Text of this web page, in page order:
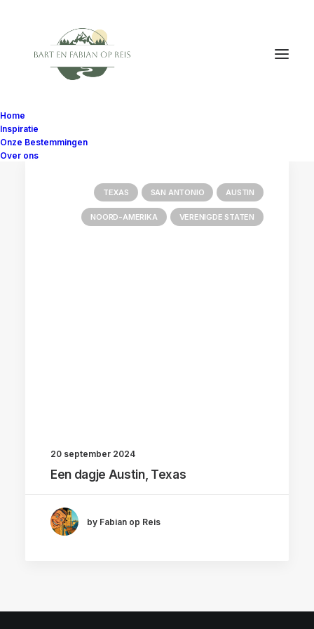
Home
Inspiratie
Onze Bestemmingen
Over ons
TEXAS SAN ANTONIO AUSTIN
NOORD-AMERIKA VERENIGDE STATEN
20 september 2024
Een dagje Austin, Texas
by Fabian op Reis